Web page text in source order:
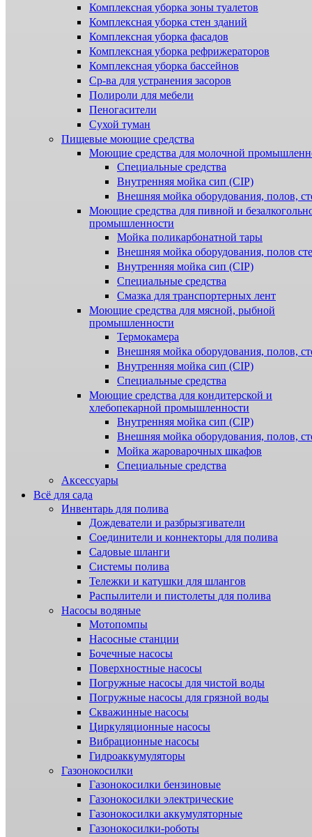
Комплексная уборка зоны туалетов
Комплексная уборка стен зданий
Комплексная уборка фасадов
Комплексная уборка рефрижераторов
Комплексная уборка бассейнов
Ср-ва для устранения засоров
Полироли для мебели
Пеногасители
Сухой туман
Пищевые моющие средства
Моющие средства для молочной
Специальные средства
Внутренняя мойка сип (CIP)
Внешняя мойка оборудования, полов,
Моющие средства для пивной и
промышленности
Мойка поликарбонатной тары
Внешняя мойка оборудования, полов
Внутренняя мойка сип (CIP)
Специальные средства
Смазка для транспортерных лент
Моющие средства для мясной, рыбной
промышленности
Термокамера
Внешняя мойка оборудования, полов,
Внутренняя мойка сип (CIP)
Специальные средства
Моющие средства для кондитерской и
хлебопекарной промышленности
Внутренняя мойка сип (CIP)
Внешняя мойка оборудования, полов,
Мойка жароварочных шкафов
Специальные средства
Аксессуары
Всё для сада
Инвентарь для полива
Дождеватели и разбрызгиватели
Соединители и коннекторы для полива
Садовые шланги
Системы полива
Тележки и катушки для шлангов
Распылители и пистолеты для полива
Насосы водяные
Мотопомпы
Насосные станции
Бочечные насосы
Поверхностные насосы
Погружные насосы для чистой воды
Погружные насосы для грязной воды
Скважинные насосы
Циркуляционные насосы
Вибрационные насосы
Гидроаккумуляторы
Газонокосилки
Газонокосилки бензиновые
Газонокосилки электрические
Газонокосилки аккумуляторные
Газонокосилки-роботы